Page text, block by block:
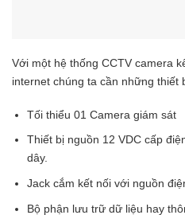
Với một hệ thống CCTV camera
internet chúng ta cần những thiết
Tối thiểu 01 Camera giám sát
Thiết bị nguồn 12 VDC cấp
dây.
Jack cắm kết nối với nguồn
Bộ phận lưu trữ dữ liệu hay